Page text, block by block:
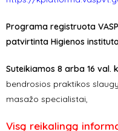
Programa registruota
patvirtinta Higienos
Suteikiamos 8 arba 16 val.
bendrosios praktikos
masažo specialistai,
Visą reikalingą